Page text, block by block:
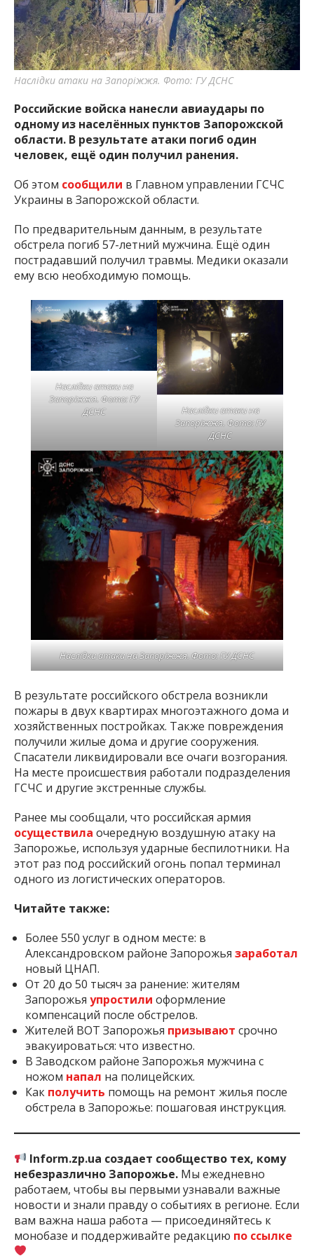
важную информацию о событиях
города Запорожья и области.
Наслідки атаки на Запоріжжя. Фото: ГУ ДСНС
Российские войска нанесли авиаудары по
одному из населённых пунктов Запорожской
области. В результате атаки погиб один
человек, ещё один получил ранения.
Об этом сообщили в Главном управлении ГСЧС
Украины в Запорожской области.
По предварительным данным, в результате
обстрела погиб 57-летний мужчина. Ещё один
пострадавший получил травмы. Медики оказали
ему всю необходимую помощь.
Наслідки атаки на
Запоріжжя. Фото: ГУ
ДСНС
Наслідки атаки на
Запоріжжя. Фото: ГУ
ДСНС
Наслідки атаки на Запоріжжя. Фото: ГУ ДСНС
В результате российского обстрела возникли
пожары в двух квартирах многоэтажного дома и
хозяйственных постройках. Также повреждения
получили жилые дома и другие сооружения.
Спасатели ликвидировали все очаги возгорания.
На месте происшествия работали подразделения
ГСЧС и другие экстренные службы.
Ранее мы сообщали, что российская армия
осуществила очередную воздушную атаку на
Запорожье, используя ударные беспилотники. На
этот раз под российский огонь попал терминал
одного из логистических операторов.
Читайте также:
Более 550 услуг в одном месте: в
Александровском районе Запорожья заработал
новый ЦНАП.
От 20 до 50 тысяч за ранение: жителям
Запорожья упростили оформление
компенсаций после обстрелов.
Жителей ВОТ Запорожья призывают срочно
эвакуироваться: что известно.
В Заводском районе Запорожья мужчина с
ножом напал на полицейских.
Как получить помощь на ремонт жилья после
обстрела в Запорожье: пошаговая инструкция.
Inform.zp.ua создает сообщество тех, кому
небезразлично Запорожье. Мы ежедневно
работаем, чтобы вы первыми узнавали важные
новости и знали правду о событиях в регионе. Если
вам важна наша работа — присоединяйтесь к
монобазе и поддерживайте редакцию по ссылке